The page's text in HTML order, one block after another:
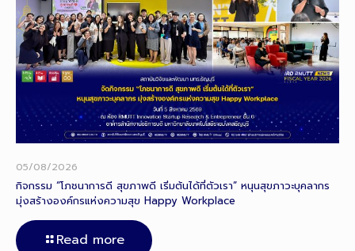
05/08/2026
กิจกรรม “โภชนาการดี สุขภาพดี เริ่มต้นได้ที่ตัวเรา” หนุนสุขภาวะบุคลากร
มุ่งสร้างองค์กรแห่งความสุข Happy Workplace
Read more